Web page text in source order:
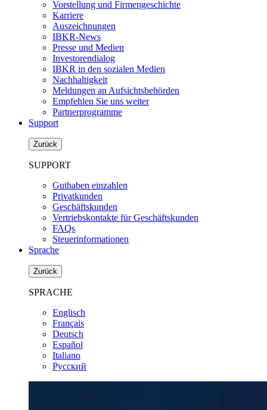
Vorstellung und Firmengeschichte
Karriere
Auszeichnungen
IBKR-News
Presse und Medien
Investorendialog
IBKR in den sozialen Medien
Nachhaltigkeit
Meldungen an Aufsichtsbehörden
Empfehlen Sie uns weiter
Partnerprogramme
Support
Zurück
SUPPORT
Guthaben einzahlen
Privatkunden
Geschäftskunden
Vertriebskontakte für Geschäftskunden
FAQs
Steuerinformationen
Sprache
Zurück
SPRACHE
Englisch
Français
Deutsch
Español
Italiano
Pусский